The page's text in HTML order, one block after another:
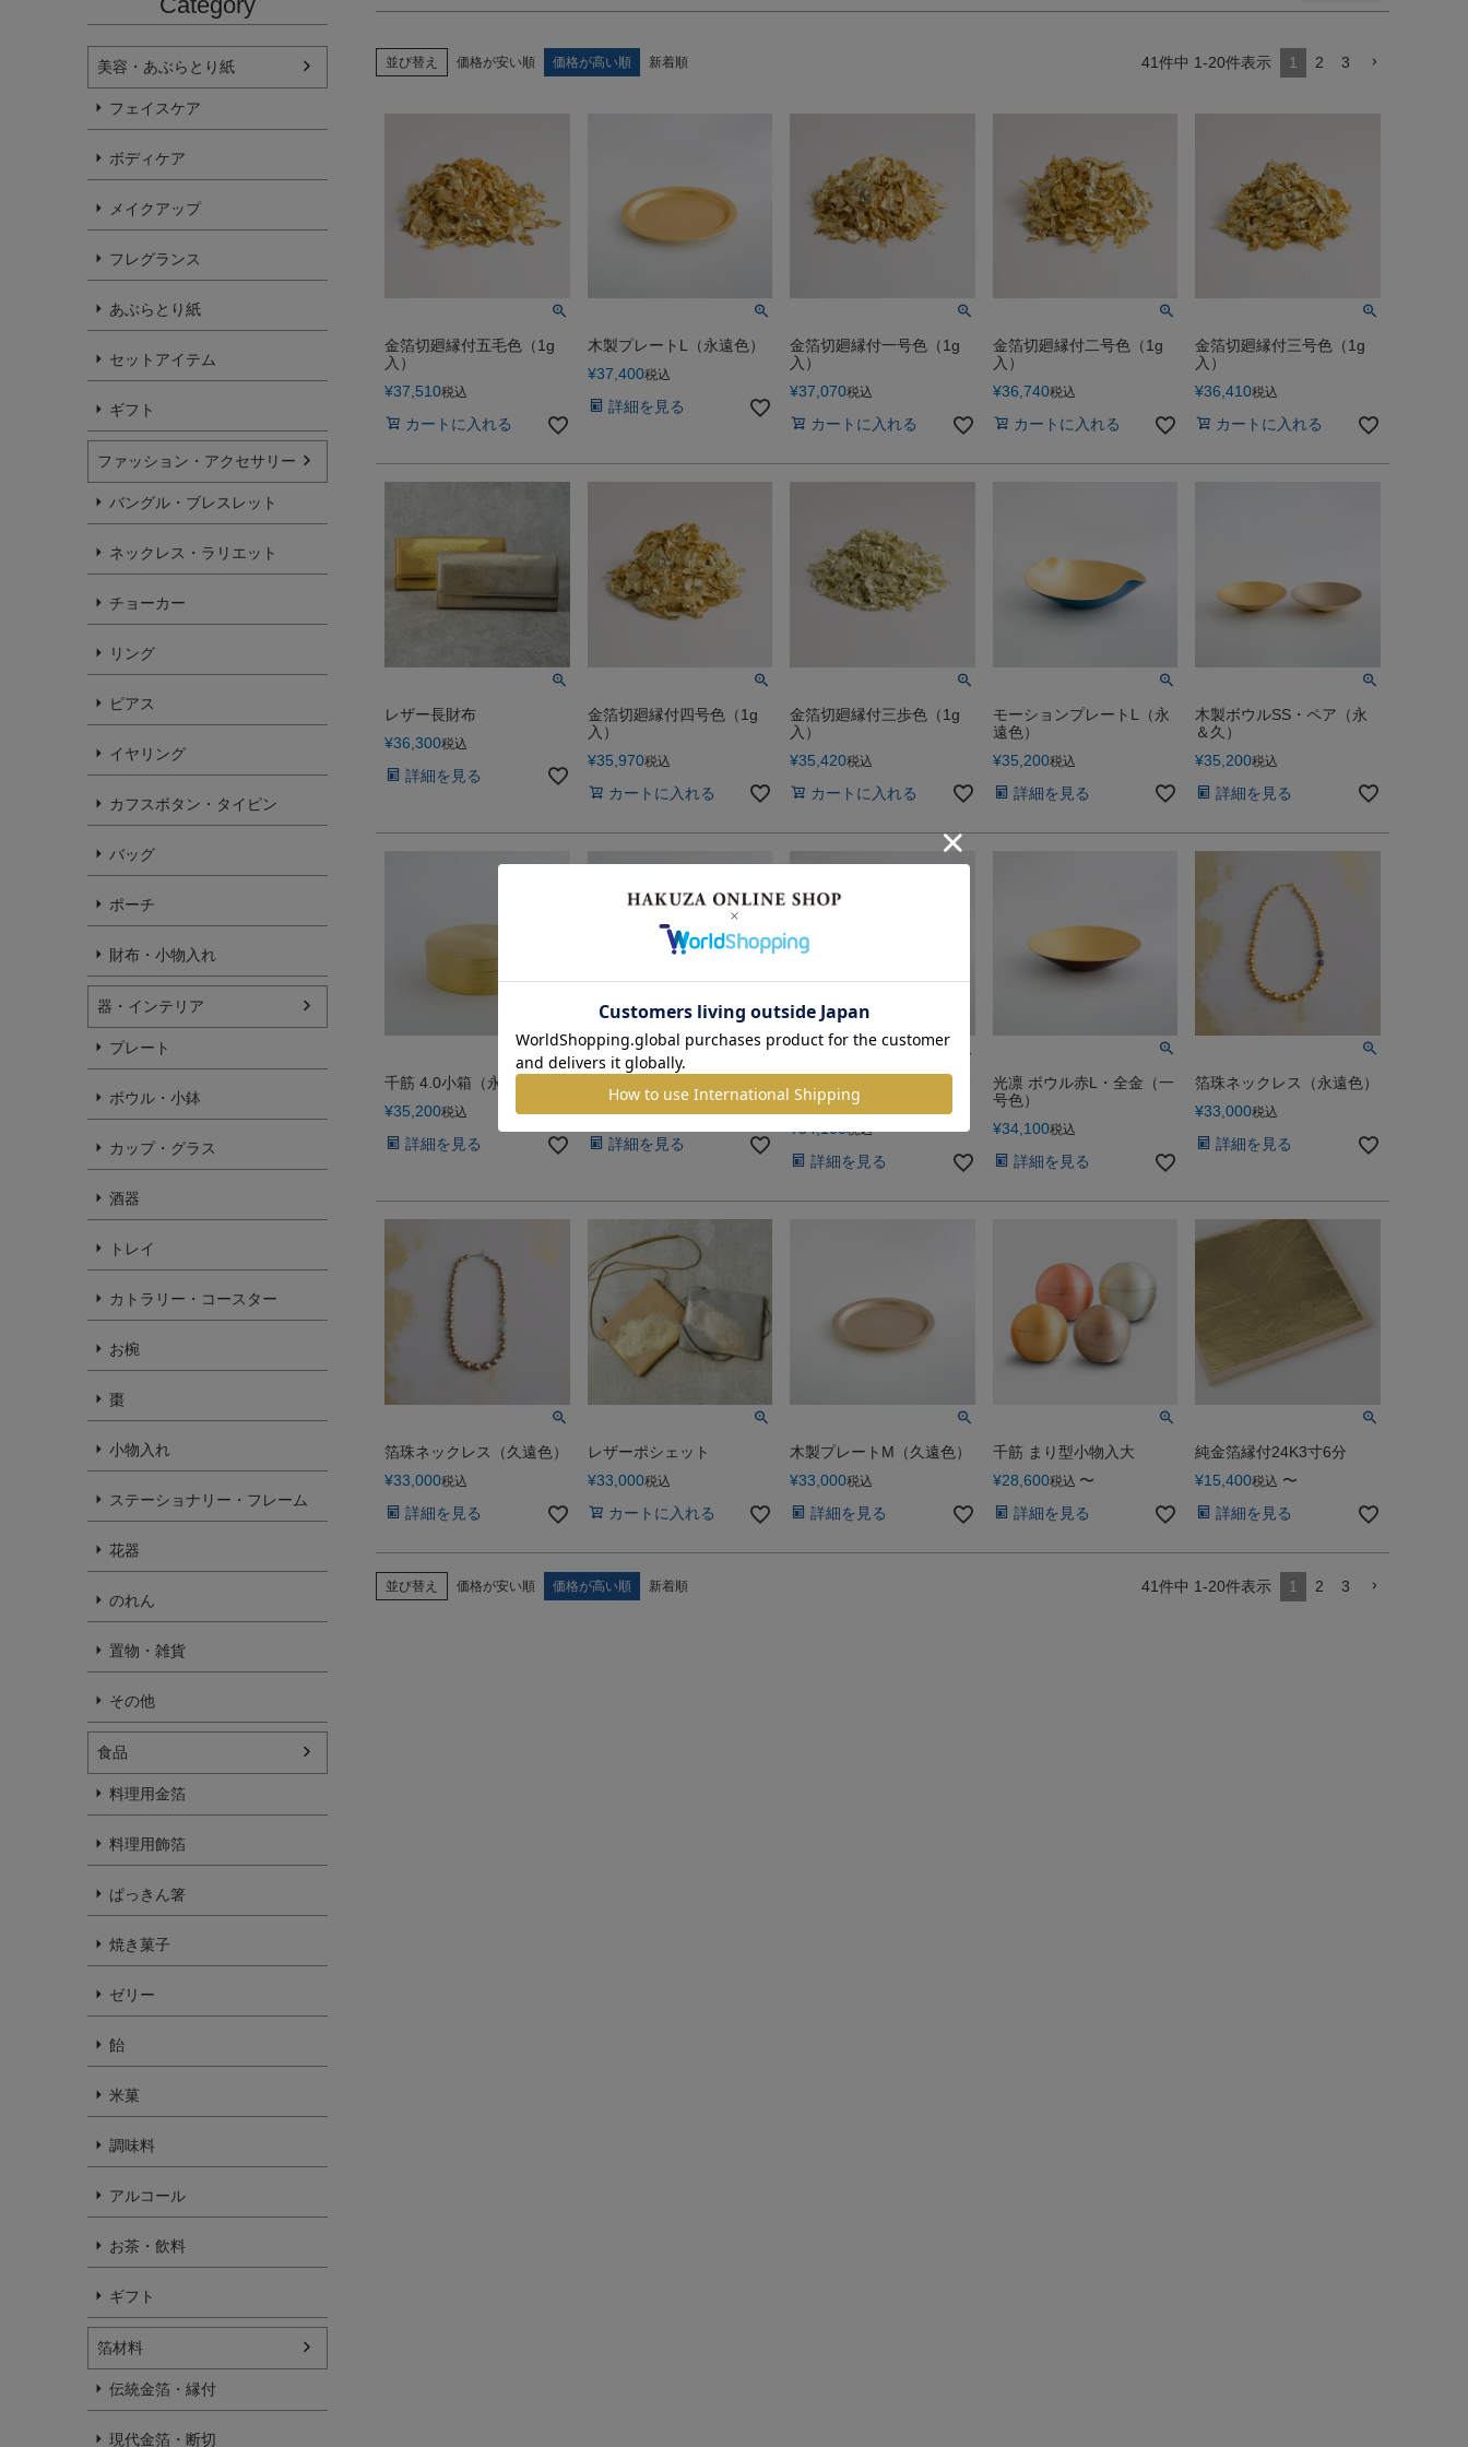
美容・あぶらとり紙
フェイスケア
ボディケア
メイクアップ
フレグランス
あぶらとり紙
セットアイテム
ギフト
ファッション・アクセサリー
バングル・ブレスレット
ネックレス・ラリエット
チョーカー
リング
ピアス
イヤリング
カフスボタン・タイピン
バッグ
ポーチ
財布・小物入れ
器・インテリア
プレート
ボウル・小鉢
カップ・グラス
酒器
トレイ
カトラリー・コースター
お椀
棗
小物入れ
ステーショナリー・フレーム
花器
のれん
置物・雑貨
その他
食品
料理用金箔
料理用飾箔
ぱっきん箸
焼き菓子
ゼリー
飴
米菓
調味料
アルコール
お茶・飲料
ギフト
箔材料
伝統金箔・縁付
現代金箔・断切
並び替え 価格が安い順 価格が高い順 新着順 41件中 1-20件表示 1 2 3
金箔切廻縁付五毛色（1g
入）
¥37,510税込
カートに入れる
木製プレートL（永遠色）
¥37,400税込
詳細を見る
金箔切廻縁付一号色（1g
入）
¥37,070税込
カートに入れる
金箔切廻縁付二号色（1g
入）
¥36,740税込
カートに入れる
金箔切廻縁付三号色（1g
入）
¥36,410税込
カートに入れる
レザー長財布
¥36,300税込
詳細を見る
金箔切廻縁付四号色（1g
入）
¥35,970税込
カートに入れる
金箔切廻縁付三歩色（1g
入）
¥35,420税込
カートに入れる
モーションプレートL（永
遠色）
¥35,200税込
詳細を見る
木製ボウルSS・ペア（永
＆久）
¥35,200税込
詳細を見る
千筋 4.0小箱（永遠色）
¥35,200税込
詳細を見る
¥35,200税込
詳細を見る
光凛 ボウル黒L・全金（一
号色）
¥34,100税込
詳細を見る
光凛 ボウル赤L・全金（一
号色）
¥34,100税込
詳細を見る
箔珠ネックレス（永遠色）
¥33,000税込
詳細を見る
箔珠ネックレス（久遠色）
¥33,000税込
詳細を見る
レザーポシェット
¥33,000税込
カートに入れる
木製プレートM（久遠色）
¥33,000税込
詳細を見る
千筋 まり型小物入大
¥28,600税込 〜
詳細を見る
純金箔縁付24K3寸6分
¥15,400税込 〜
詳細を見る
並び替え 価格が安い順 価格が高い順 新着順 41件中 1-20件表示 1 2 3